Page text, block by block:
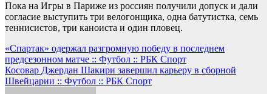
Пока на Игры в Париже из россиян получили допуск и дали
согласие выступить три велогонщика, одна батутистка, семь
теннисистов, три каноиста и один пловец.
Навигация
по
записям
«Спартак» одержал разгромную победу в последнем
предсезонном матче :: Футбол :: РБК Спорт
Косовар Джердан Шакири завершил карьеру в сборной
Швейцарии :: Футбол :: РБК Спорт